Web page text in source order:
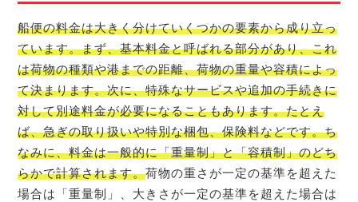
船便の料金は大きく分けていくつかの要素から成り立っ
ています。まず、基本料金と呼ばれる部分があり、これ
は荷物の種類や港までの距離、荷物の重量や容積によっ
て決まります。次に、特殊なサービスや追加の手続きに
対して別途料金が必要になることもあります。たとえ
ば、急ぎの取り扱いや特別な梱包、保険料などです。ち
なみに、料金は一般的に「重量制」と「容積制」のどち
らかで計算されます。荷物の重さが一定の基準を超えた
場合は「重量制」、大きさが一定の基準を超えた場合は